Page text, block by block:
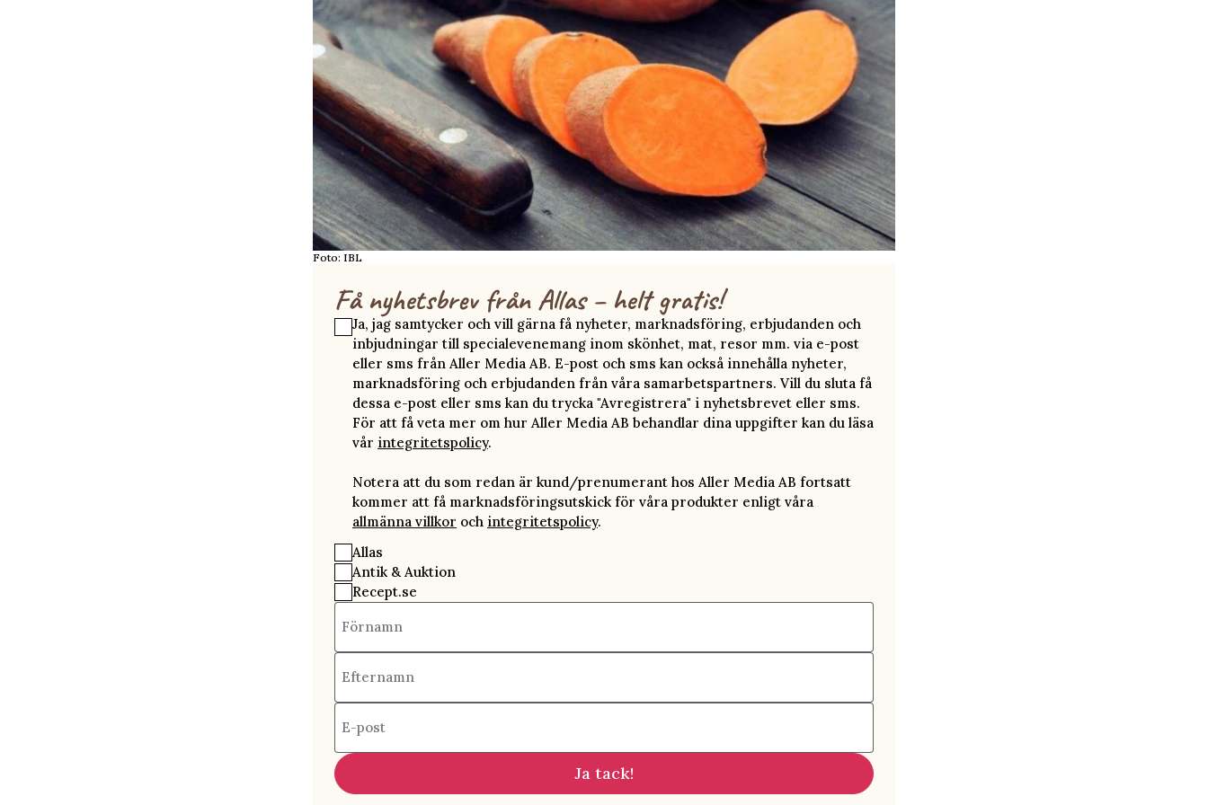
Foto: IBL
Få nyhetsbrev från Allas – helt gratis!
Ja, jag samtycker och vill gärna få nyheter, marknadsföring, erbjudanden och
inbjudningar till specialevenemang inom skönhet, mat, resor mm. via e-post
eller sms från Aller Media AB. E-post och sms kan också innehålla nyheter,
marknadsföring och erbjudanden från våra samarbetspartners. Vill du sluta få
dessa e-post eller sms kan du trycka "Avregistrera" i nyhetsbrevet eller sms.
För att få veta mer om hur Aller Media AB behandlar dina uppgifter kan du läsa
vår integritetspolicy.
Notera att du som redan är kund/prenumerant hos Aller Media AB fortsatt
kommer att få marknadsföringsutskick för våra produkter enligt våra
allmänna villkor och integritetspolicy.
Allas
Antik & Auktion
Recept.se
Förnamn
Efternamn
E-post
Ja tack!